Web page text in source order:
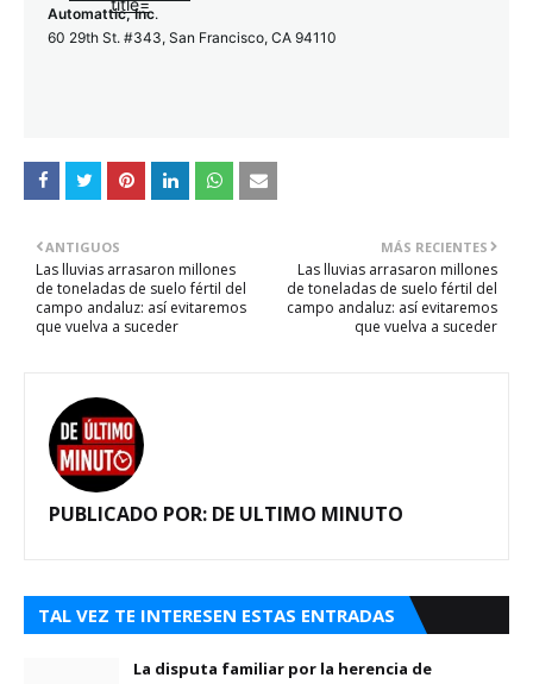
Automattic, Inc.
60 29th St. #343, San Francisco, CA 94110
MÁS RECIENTES
Las lluvias arrasaron millones
de toneladas de suelo fértil del
campo andaluz: así evitaremos
que vuelva a suceder
ANTIGUOS
Las lluvias arrasaron millones
de toneladas de suelo fértil del
campo andaluz: así evitaremos
que vuelva a suceder
PUBLICADO POR: DE ULTIMO MINUTO
TAL VEZ TE INTERESEN ESTAS ENTRADAS
La disputa familiar por la herencia de